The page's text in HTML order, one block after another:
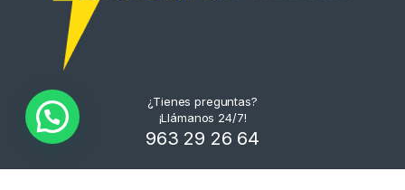
¿Tienes preguntas?
¡Llámanos 24/7!
963 29 26 64